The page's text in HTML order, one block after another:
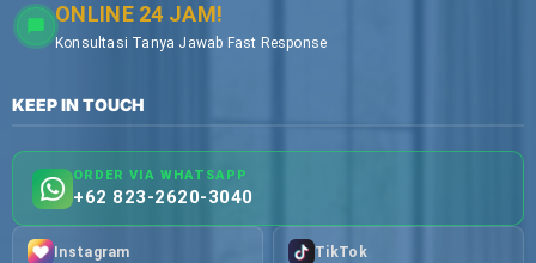
ONLINE 24 JAM!
Konsultasi Tanya Jawab Fast Response
KEEP IN TOUCH
ORDER VIA WHATSAPP
+62 823-2620-3040
Instagram TikTok